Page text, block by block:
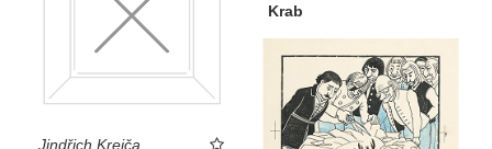
Krab
Jindřich Krejča